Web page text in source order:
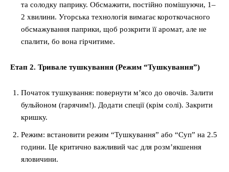
та солодку паприку. Обсмажити, постійно помішуючи, 1–
2 хвилини. Угорська технологія вимагає короткочасного
обсмажування паприки, щоб розкрити її аромат, але не
спалити, бо вона гірчитиме.
Етап 2. Тривале тушкування (Режим “Тушкування”)
Початок тушкування: повернути м’ясо до овочів. Залити
бульйоном (гарячим!). Додати спеції (крім солі). Закрити
кришку.
Режим: встановити режим “Тушкування” або “Суп” на 2.5
години. Це критично важливий час для розм’якшення
яловичини.